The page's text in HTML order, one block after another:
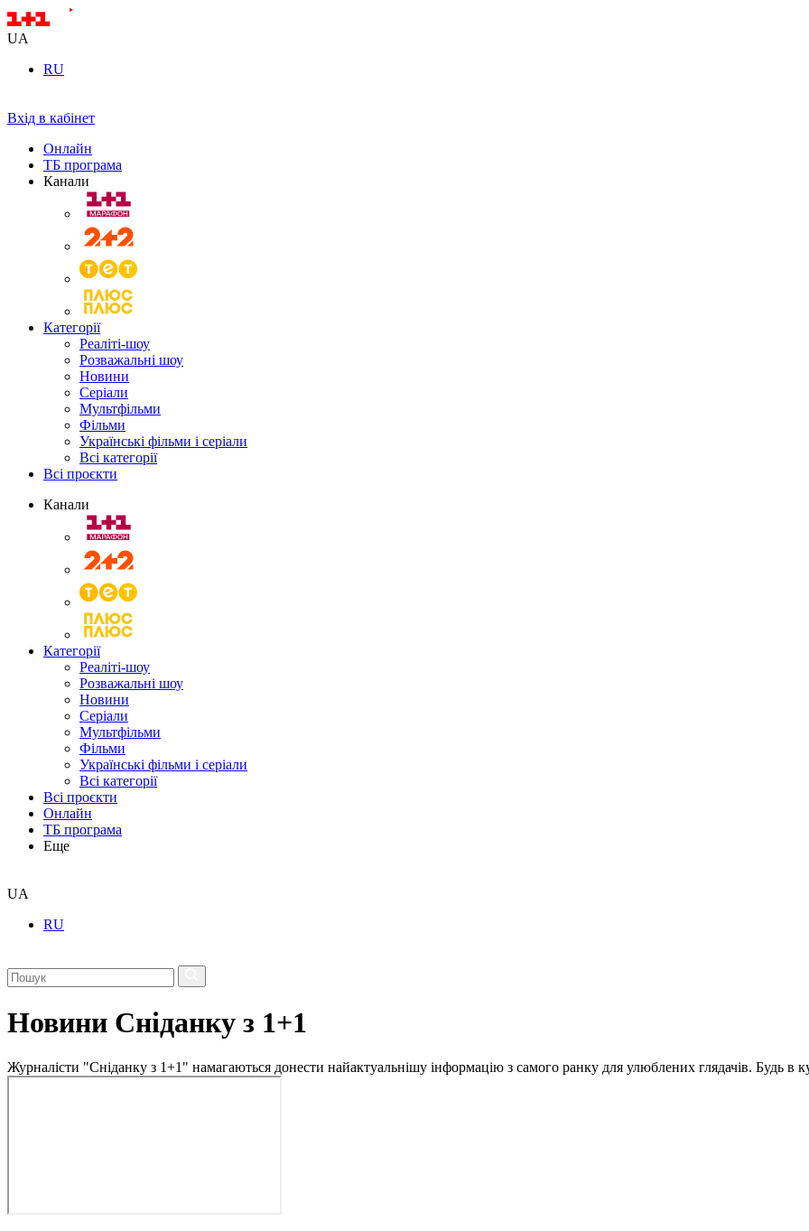
UA
RU
Вхід в кабінет
Онлайн
ТБ програма
Канали
Категорії
Реаліті-шоу
Розважальні шоу
Новини
Серіали
Мультфільми
Фільми
Українські фільми і серіали
Всі категорії
Всі проєкти
Канали
Категорії
Реаліті-шоу
Розважальні шоу
Новини
Серіали
Мультфільми
Фільми
Українські фільми і серіали
Всі категорії
Всі проєкти
Онлайн
ТБ програма
Еще
UA
RU
Новини Сніданку з 1+1
Журналісти "Сніданку з 1+1" намагаються донести найактуальнішу інформацію з самого ранку для улюблених глядачів. Будь в